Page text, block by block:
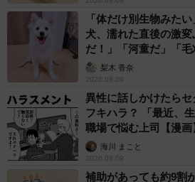
「体だけ別生物みた
犬、濡れた直後の激
だ！」「河童だ」「毛
梨木 香奈
2026.08.09
異性に話しかけたら
フキハラ？ 「最近、
職場で悩む上司【漫画
海川 まこと
2026.08.09
補助があっても約9割